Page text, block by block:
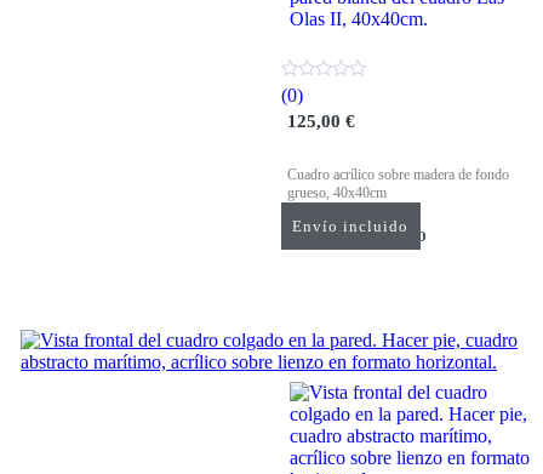
Envío incluido
(0)
125,00€
Cuadro acrílico sobre madera de fondo
grueso, 40x40cm
AÑADIR AL CARRITO